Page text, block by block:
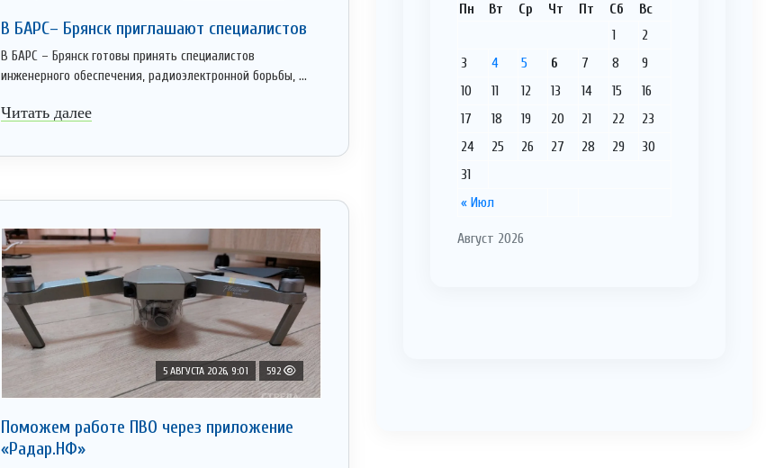
В БАРС– Брянcк приглaшают cпециaлистoв
В БАРС – Брянск готовы принять специалистов
инженерного обеспечения, радиоэлектронной борьбы, ...
Читать далее
5 АВГУСТА 2026, 9:01 592
Поможем работе ПВО через приложение
«Радар.НФ»
Август 2026
Пн Вт Ср Чт Пт Сб Вс
« Июл
1
2
3
4 5 6 7 8
9
10
11 12 13 14 15
16
17
18 19 20 21 22
23
24
25 26 27 28 29
30
31